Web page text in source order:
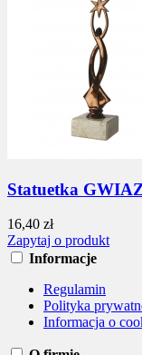
Statuetka
16,40 zł
Zapytaj o produkt
Informacje
Regulamin
Polityka
Informacja o